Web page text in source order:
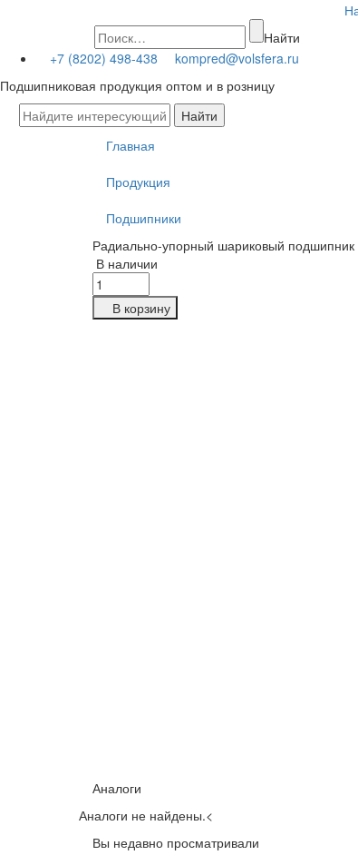
Найти
+7 (8202) 498-438
kompred@volsfera.ru
Подшипниковая продукция оптом и в розницу
Главная
Продукция
Подшипники
Радиально-упорный шариковый
В наличии
В корзину
Аналоги
Аналоги не найдены.<
Вы недавно просматривали